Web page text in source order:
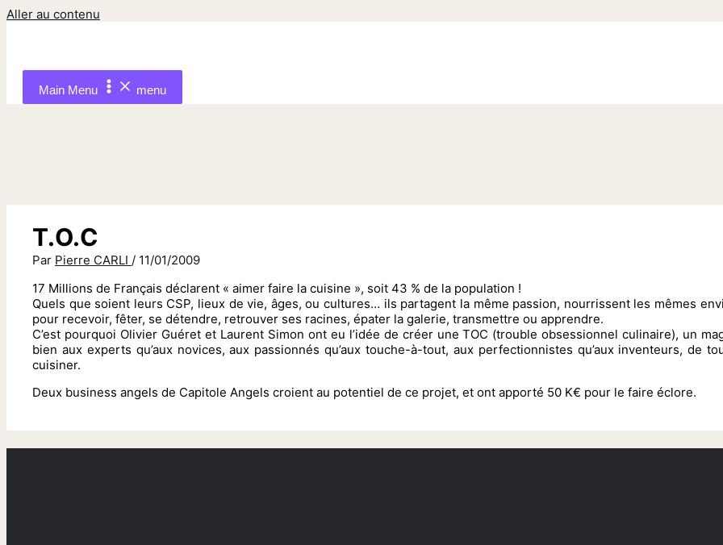
Aller au contenu
Main Menu menu
T.O.C
Par Pierre CARLI/ 11/01/2009
17 Millions de Français déclarent « aimer faire la cuisine », soit 43 % de la population !
Quels que soient leurs CSP, lieux de vie, âges, ou cultures… ils partagent la même passion, nourrissent les mêmes
pour recevoir, fêter, se détendre, retrouver ses racines, épater la galerie, transmettre ou apprendre.
C’est pourquoi Olivier Guéret et Laurent Simon ont eu l’idée de créer une TOC (trouble obsessionnel culinaire), un
bien aux experts qu’aux novices, aux passionnés qu’aux touche-à-tout, aux perfectionnistes qu’aux inventeurs, de
cuisiner.
Deux business angels de Capitole Angels croient au potentiel de ce projet, et ont apporté 50 K€ pour le faire éclore.